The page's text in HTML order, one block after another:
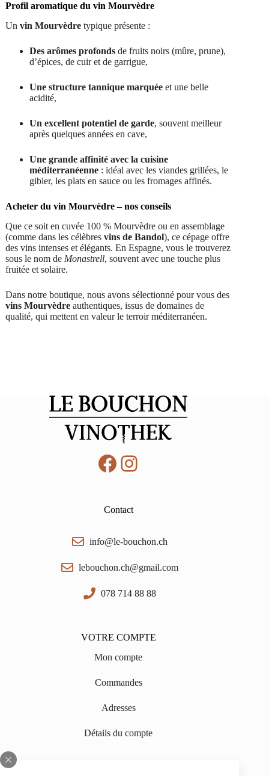
Profil aromatique du vin Mourvèdre
Un vin Mourvèdretypique présente :
Des arômes profondsde fruits noirs (mûre, prune),
d’épices, de cuir et de garrigue,
Une structure tannique marquéeet une belle
acidité,
Un excellent potentiel de garde, souvent meilleur
après quelques années en cave,
Une grande affinité avec la cuisine
méditerranéenne: idéal avec les viandes grillées, le
gibier, les plats en sauce ou les fromages affinés.
Acheter du vin Mourvèdre – nos conseils
Que ce soit en cuvée 100 % Mourvèdre ou en assemblage
(comme dans les célèbres vins de Bandol), ce cépage offre
des vins intenses et élégants. En Espagne, vous le trouverez
sous le nom de Monastrell, souvent avec une touche plus
fruitée et solaire.
Dans notre boutique, nous avons sélectionné pour vous des
vins Mourvèdreauthentiques, issus de domaines de
qualité, qui mettent en valeur le terroir méditerranéen.
Facebook
Instagram
Contact
info@le-bouchon.ch
lebouchon.ch@gmail.com
078 714 88 88
VOTRE COMPTE
Mon compte
Commandes
Adresses
Détails du compte